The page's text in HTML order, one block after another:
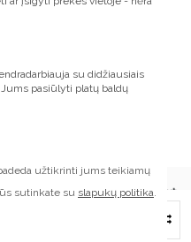
su didžiausiais
pasiūlyti platų baldų
tinklapyje esančią informaciją
užtikrinti jums teikiamų
sutinkate su slapukų politika.